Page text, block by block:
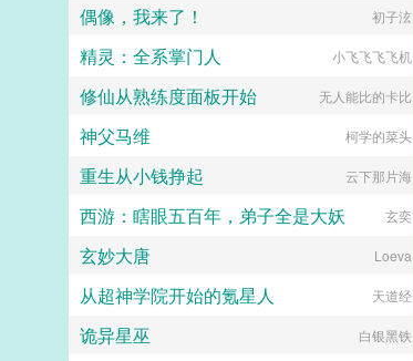
偶像，我来了！ 初子泫
精灵：全系掌门人 小飞飞飞飞机
修仙从熟练度面板开始 无人能比的卡比
神父马维 柯学的菜头
重生从小钱挣起 云下那片海
西游：瞎眼五百年，弟子全是大妖 玄奕
玄妙大唐 Loeva
从超神学院开始的氪星人 天道经
诡异星巫 白银黑铁